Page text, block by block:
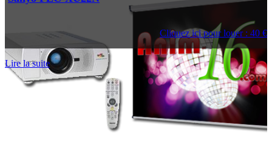
Cliquez ici pour louer : 40 €
Lire la suite